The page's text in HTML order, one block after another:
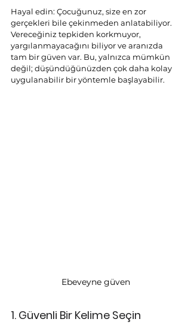
Hayal edin: Çocuğunuz, size en zor
gerçekleri bile çekinmeden anlatabiliyor.
Vereceğiniz tepkiden korkmuyor,
yargılanmayacağını biliyor ve aranızda
tam bir güven var. Bu, yalnızca mümkün
değil; düşündüğünüzden çok daha kolay
uygulanabilir bir yöntemle başlayabilir.
Ebeveyne güven
1. Güvenli Bir Kelime Seçin